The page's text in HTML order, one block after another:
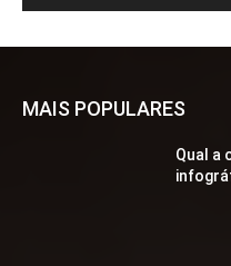
MAIS POPULARES
Qual a